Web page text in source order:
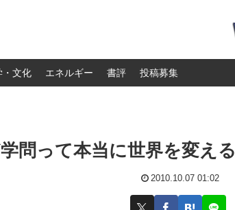
・文化 エネルギー 書評 投稿募集
問って本当に世界を変える
2010.10.07 01:02